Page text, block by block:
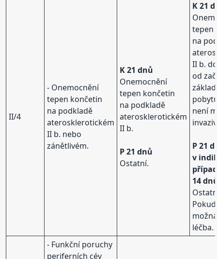
II/4
- Onemocnění
tepen končetin
na podkladě
aterosklerotickém
II b. nebo
zánětlivém.
K 21 dnů
Onemocnění
tepen končetin
na podkladě
aterosklerotickém
II b.
P 21 dnů
Ostatní.
K 21
tepen
na
II b.
od
není
P 21
v
14
léčba.
- Funkční poruchy
periferních cév